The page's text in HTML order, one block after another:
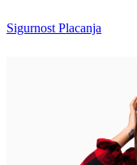
Sigurnost Placanja